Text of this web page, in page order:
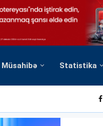
Müsahibə Statistika